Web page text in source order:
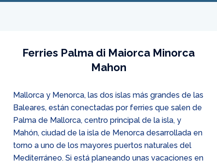
Ferries Palma di Maiorca Minorca
Mahon
Mallorca y Menorca, las dos islas más grandes de las
Baleares, están conectadas por ferries que salen de
Palma de Mallorca, centro principal de la isla, y
Mahón, ciudad de la isla de Menorca desarrollada en
torno a uno de los mayores puertos naturales del
Mediterráneo. Si está planeando unas vacaciones en